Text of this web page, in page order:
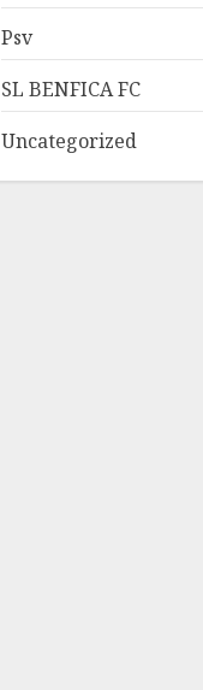
Psv
SL BENFICA FC
Uncategorized